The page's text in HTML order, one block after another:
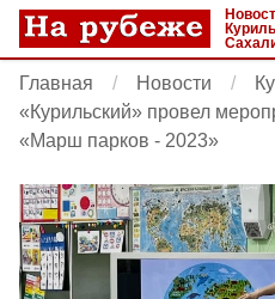
Главная Новости
«Курильский» провел
«Марш парков - 2023»